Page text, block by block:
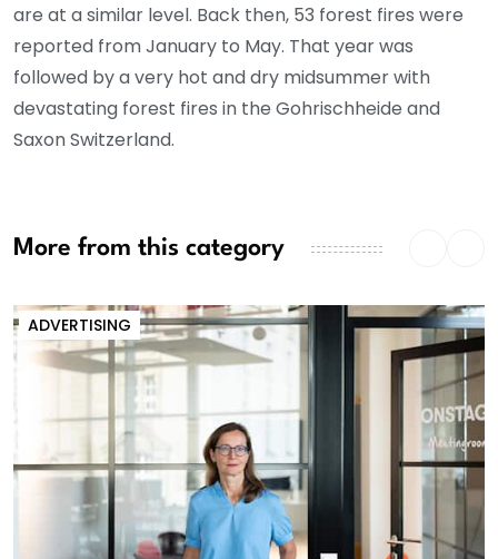
are at a similar level. Back then, 53 forest fires were
reported from January to May. That year was
followed by a very hot and dry midsummer with
devastating forest fires in the Gohrischheide and
Saxon Switzerland.
More from this category
ADVERTISING